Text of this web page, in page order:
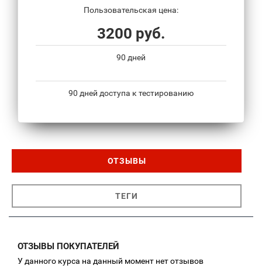
Пользовательская цена:
3200 руб.
90 дней
90 дней доступа к тестированию
ОТЗЫВЫ
ТЕГИ
ОТЗЫВЫ ПОКУПАТЕЛЕЙ
У данного курса на данный момент нет отзывов